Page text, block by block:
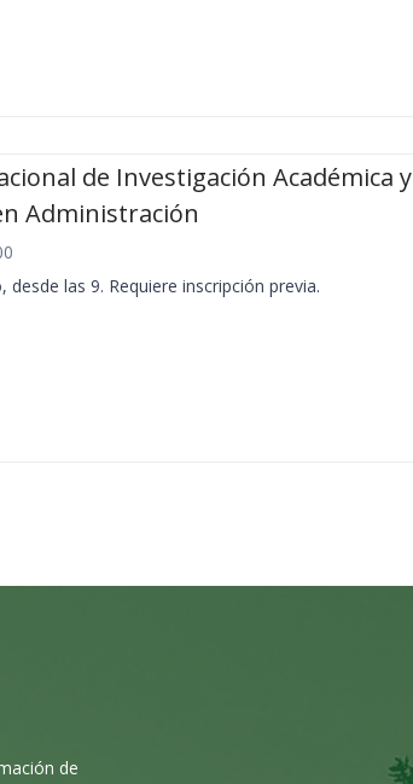
de Investigación Académica y
Administración
desde las 9. Requiere inscripción previa.
de